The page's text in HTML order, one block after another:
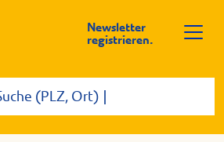
Newsletter
registrieren.